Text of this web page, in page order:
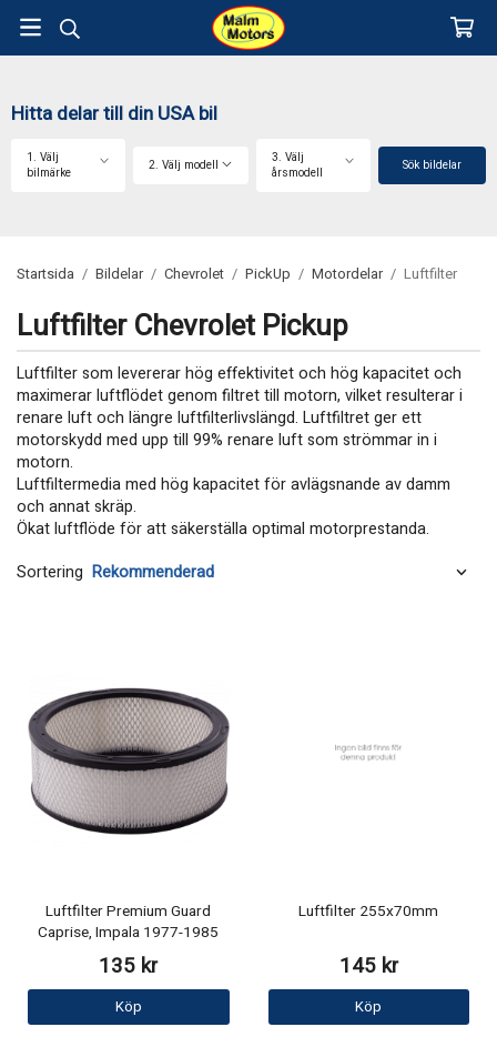
Hitta delar till din USA bil
1. Välj
bilmärke
2. Välj modell
3. Välj
årsmodell
Sök bildelar
Startsida / Bildelar / Chevrolet / PickUp / Motordelar / Luftfilter
Luftfilter Chevrolet Pickup
Luftfilter som levererar hög effektivitet och hög kapacitet och
maximerar luftflödet genom filtret till motorn, vilket resulterar i
renare luft och längre luftfilterlivslängd. Luftfiltret ger ett
motorskydd med upp till 99% renare luft som strömmar in i
motorn.
Luftfiltermedia med hög kapacitet för avlägsnande av damm
och annat skräp.
​​​​​​​​​​​​​​​​​​​​​​​​​​​​Ökat luftflöde för att säkerställa optimal motorprestanda.
Sortering
Luftfilter Premium Guard
Caprise, Impala 1977-1985
135 kr
Köp
Luftfilter 255x70mm
145 kr
Köp